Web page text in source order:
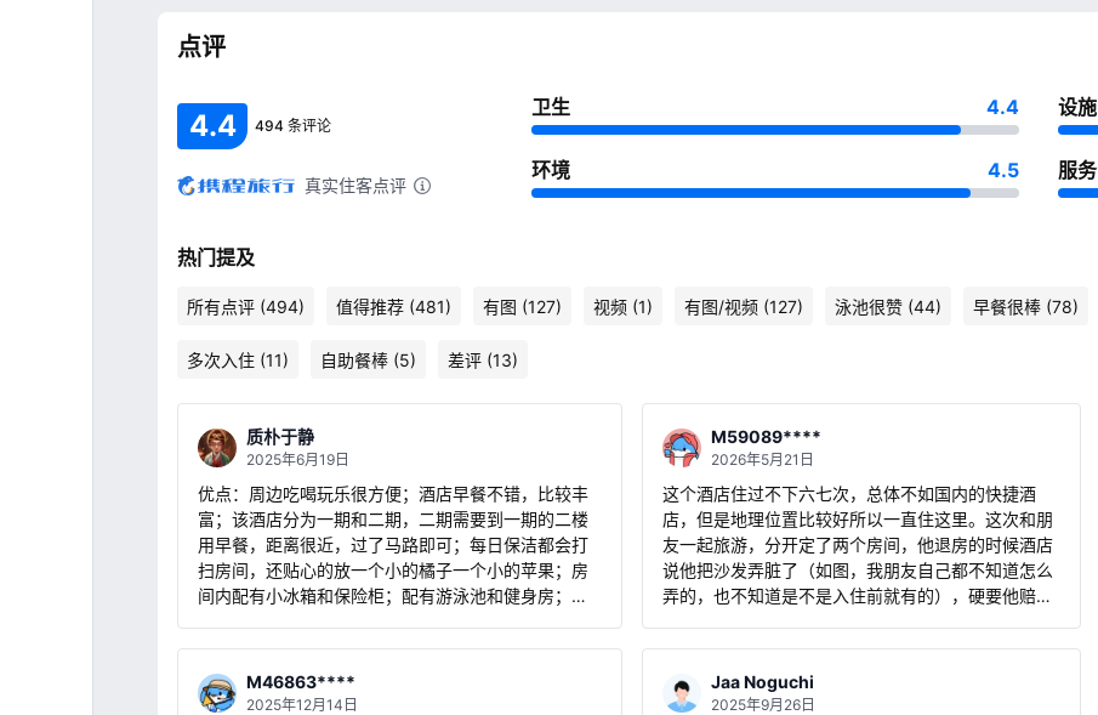
点评
4.4 494 条评论
真实住客点评
卫生 4.4 设施
环境 4.5 服务
热门提及
所有点评 (494) 值得推荐 (481) 有图 (127) 视频 (1) 有图/视频 (127) 泳池很赞 (44) 早餐很棒 (78)
多次入住 (11) 自助餐棒 (5) 差评 (13)
质朴于静
2025年6月19日
优点：周边吃喝玩乐很方便；酒店早餐不错，比较丰
富；该酒店分为一期和二期，二期需要到一期的二楼
用早餐，距离很近，过了马路即可；每日保洁都会打
扫房间，还贴心的放一个小的橘子一个小的苹果；房
间内配有小冰箱和保险柜；配有游泳池和健身房；酒
错，还有一次10%的折扣券； 缺点：房间窗口都是封
死的，不能打开；没有晾晒衣服的地方，衣柜的衣架
都是固定的，不能拿出来实用；靠近小马路，晚上稍
M59089****
2026年5月21日
这个酒店住过不下六七次，总体不如国内的快捷酒
店，但是地理位置比较好所以一直住这里。这次和朋
友一起旅游，分开定了两个房间，他退房的时候酒店
说他把沙发弄脏了（如图，我朋友自己都不知道怎么
弄的，也不知道是不是入住前就有的），硬要他赔了
就付了，付完后那几个酒店工作人员就在那嬉笑，感
觉像找到了冤大头一样。太坑了。
M46863****
2025年12月14日
Jaa Noguchi
2025年9月26日